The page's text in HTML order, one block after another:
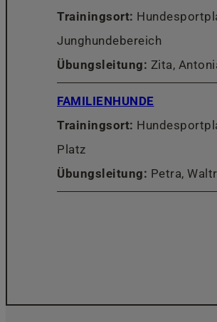
Trainingsort:
Junghundebereich
Übungsleitung: Zita,
FAMILIENHUNDE
Trainingsort:
Platz
Übungsleitung: Petra,